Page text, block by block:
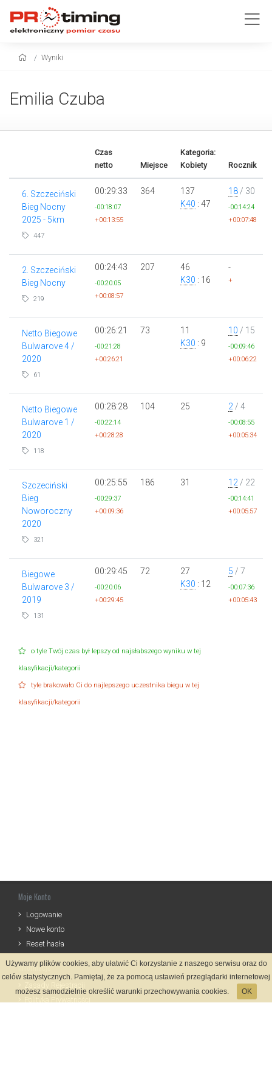
Wyniki
Emilia Czuba
Czas
netto
Miejsce
Kategoria:
Kobiety
Rocznik
6. Szczeciński
Bieg Nocny
2025 - 5km
447
00:29:33
-00:18:07
+00:13:55
364
137
K40 : 47
18 / 30
-00:14:24
+00:07:48
2. Szczeciński
Bieg Nocny
219
00:24:43
-00:20:05
+00:08:57
207
46
K30 : 16
-
+
Netto Biegowe
Bulwarove 4 /
2020
61
00:26:21
-00:21:28
+00:26:21
73
11
K30 : 9
10 / 15
-00:09:46
+00:06:22
Netto Biegowe
Bulwarove 1 /
2020
118
00:28:28
-00:22:14
+00:28:28
104 25 2 / 4
-00:08:55
+00:05:34
Szczeciński
Bieg
Noworoczny
2020
321
00:25:55
-00:29:37
+00:09:36
186 31 12 / 22
-00:14:41
+00:05:57
Biegowe
Bulwarove 3 /
2019
131
00:29:45
-00:20:06
+00:29:45
72
27
K30 : 12
5 / 7
-00:07:36
+00:05:43
o tyle Twój czas był lepszy od najsłabszego wyniku w tej
klasyfikacji/kategorii
tyle brakowało Ci do najlepszego uczestnika biegu w tej
klasyfikacji/kategorii
Moje Konto
Logowanie
Nowe konto
Reset hasła
Informacje
Używamy plików cookies, aby ułatwić Ci korzystanie z naszego serwisu oraz do
celów statystycznych. Pamiętaj, że za pomocą ustawień przeglądarki internetowej
możesz samodzielnie określić warunki przechowywania cookies.
OK